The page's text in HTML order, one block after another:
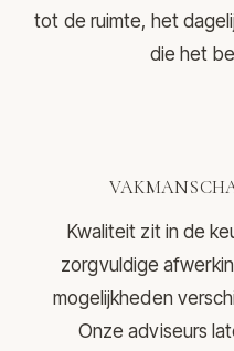
tot de ruimte, het
die het
Kwaliteit zit in de
zorgvuldige
mogelijkheden
Onze adviseurs